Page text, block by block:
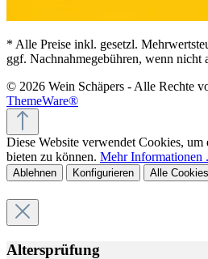
* Alle Preise inkl. gesetzl.
ggf. Nachnahmegebühren, wenn nicht
© 2026 Wein Schäpers - Alle Rechte
ThemeWare®
Diese Website verwendet Cookies,
bieten zu können. Mehr Informationen
Ablehnen Konfigurieren Alle
Altersprüfung